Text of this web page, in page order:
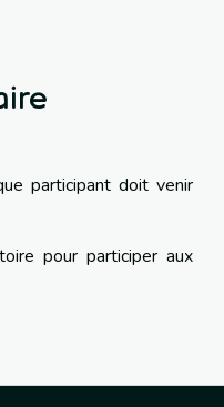
participant doit venir
pour participer aux